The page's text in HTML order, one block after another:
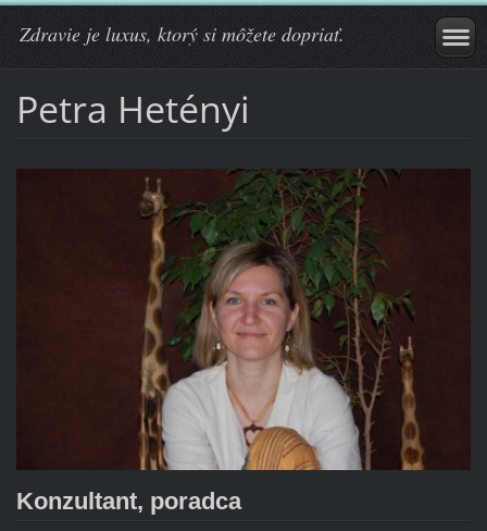
Zdravie je luxus, ktorý si môžete dopriať.
Petra Hetényi
Konzultant, poradca